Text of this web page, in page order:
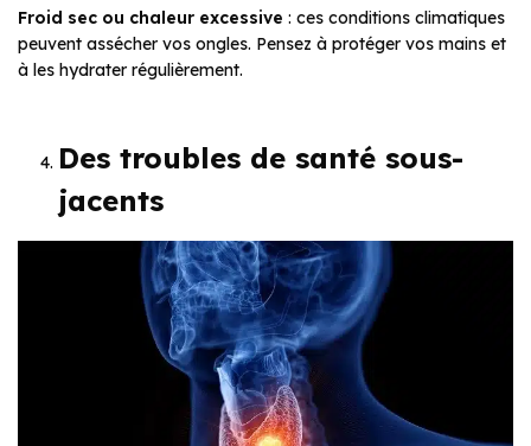
Froid sec ou chaleur excessive : ces conditions climatiques
peuvent assécher vos ongles. Pensez à protéger vos mains et
à les hydrater régulièrement.
Des troubles de santé sous-
jacents